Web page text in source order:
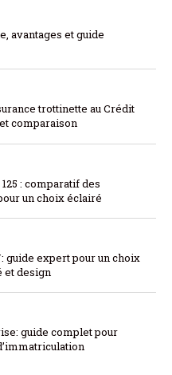
avantages et guide
trottinette au Crédit
comparaison
: comparatif des
un choix éclairé
guide expert pour un choix
et design
guide complet pour